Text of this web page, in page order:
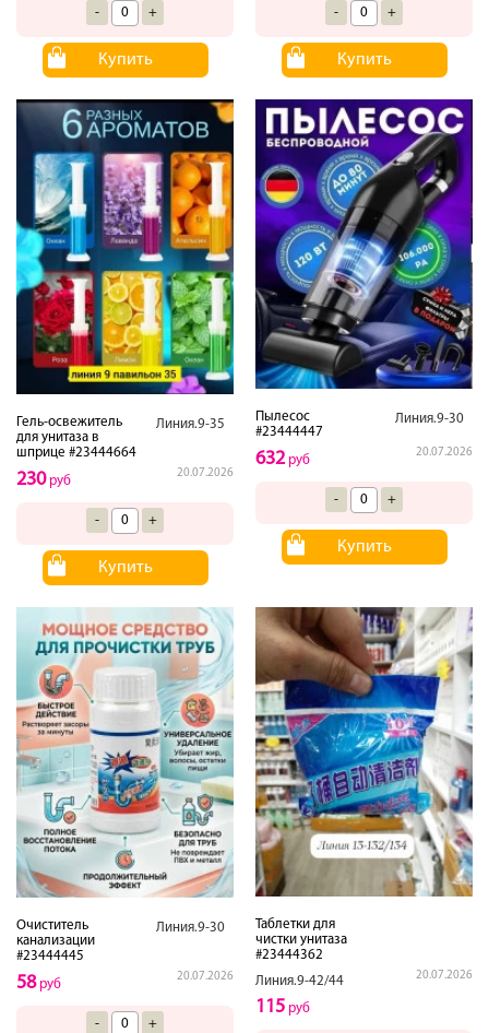
- +
Купить
- +
Купить
Гель-освежитель
для унитаза в
шприце #23444664
Линия.9-35
20.07.2026
230руб
- +
Купить
Пылесос
#23444447
Линия.9-30
20.07.2026
632руб
- +
Купить
Очиститель
канализации
#23444445
Линия.9-30
20.07.2026
58руб
- +
Таблетки для
чистки унитаза
#23444362
Линия.9-42/44
20.07.2026
115 руб